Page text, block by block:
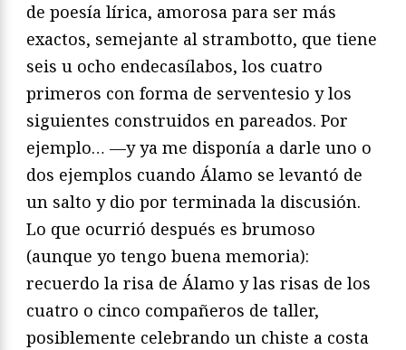
de poesía lírica, amorosa para ser más
exactos, semejante al strambotto, que tiene
seis u ocho endecasílabos, los cuatro
primeros con forma de serventesio y los
siguientes construidos en pareados. Por
ejemplo… —y ya me disponía a darle uno o
dos ejemplos cuando Álamo se levantó de
un salto y dio por terminada la discusión.
Lo que ocurrió después es brumoso
(aunque yo tengo buena memoria):
recuerdo la risa de Álamo y las risas de los
cuatro o cinco compañeros de taller,
posiblemente celebrando un chiste a costa